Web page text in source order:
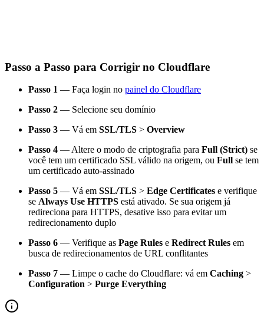
Passo a Passo para Corrigir no Cloudflare
Passo 1 — Faça login no painel do Cloudflare
Passo 2 — Selecione seu domínio
Passo 3 — Vá em SSL/TLS > Overview
Passo 4 — Altere o modo de criptografia para Full (Strict) se
você tem um certificado SSL válido na origem, ou Full se tem
um certificado auto-assinado
Passo 5 — Vá em SSL/TLS > Edge Certificates e verifique
se Always Use HTTPS está ativado. Se sua origem já
redireciona para HTTPS, desative isso para evitar um
redirecionamento duplo
Passo 6 — Verifique as Page Rules e Redirect Rules em
busca de redirecionamentos de URL conflitantes
Passo 7 — Limpe o cache do Cloudflare: vá em Caching >
Configuration > Purge Everything